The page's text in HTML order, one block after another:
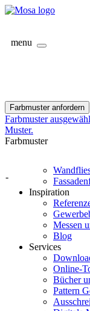
menu
Farbmuster anfordern
Farbmuster
Muster.
Farbmuster
-
Inspiration
Messen
Blog
Services
Online-
Bücher
Pattern